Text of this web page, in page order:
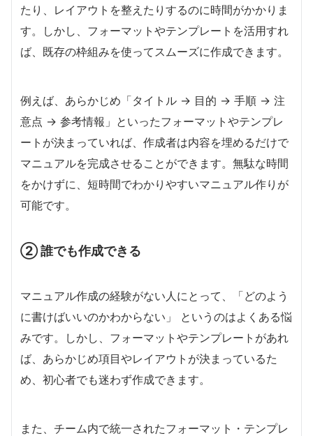
たり、レイアウトを整えたりするのに時間がかかりま
す。しかし、フォーマットやテンプレートを活用すれ
ば、既存の枠組みを使ってスムーズに作成できます。
例えば、あらかじめ「タイトル → 目的 → 手順 → 注
意点 → 参考情報」といったフォーマットやテンプレ
ートが決まっていれば、作成者は内容を埋めるだけで
マニュアルを完成させることができます。無駄な時間
をかけずに、短時間でわかりやすいマニュアル作りが
可能です。
② 誰でも作成できる
マニュアル作成の経験がない人にとって、「どのよう
に書けばいいのかわからない」 というのはよくある悩
みです。しかし、フォーマットやテンプレートがあれ
ば、あらかじめ項目やレイアウトが決まっているた
め、初心者でも迷わず作成できます。
また、チーム内で統一されたフォーマット・テンプレ